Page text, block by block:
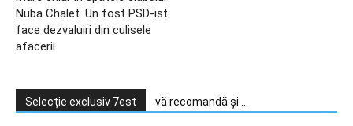
Nuba Chalet. Un fost PSD-ist
face dezvaluiri din culisele
afacerii
Selecție exclusiv 7est vă recomandă și ...